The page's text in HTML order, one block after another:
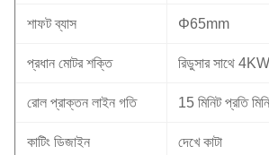
শাফট ব্যাস Φ65mm
প্রধান মোটর শক্তি রিডুসার সাথে 4KW
রোল প্রাক্তন লাইন গতি 15 মিনিট প্রতি
কাটিং ডিজাইন দেখে কাটা